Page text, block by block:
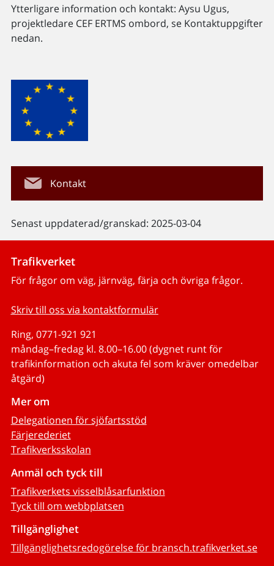
Ytterligare information och kontakt: Aysu Ugus,
projektledare CEF ERTMS ombord, se Kontaktuppgifter
nedan.
Kontakt
Senast uppdaterad/granskad: 2025-03-04
Trafikverket
För frågor om väg, järnväg, färja och övriga frågor.
Skriv till oss via kontaktformulär
Ring, 0771-921 921
måndag–fredag kl. 8.00–16.00 (dygnet runt för
trafikinformation och akuta fel som kräver omedelbar
åtgärd)
Mer om
Delegationen för sjöfartsstöd
Färjerederiet
Trafikverksskolan
Anmäl och tyck till
Trafikverkets visselblåsarfunktion
Tyck till om webbplatsen
Tillgänglighet
Tillgänglighetsredogörelse för bransch.trafikverket.se